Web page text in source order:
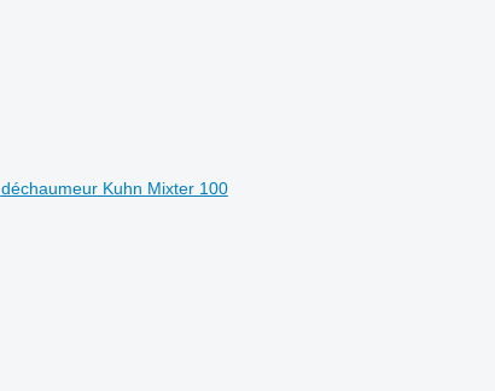
déchaumeur Kuhn Mixter 100